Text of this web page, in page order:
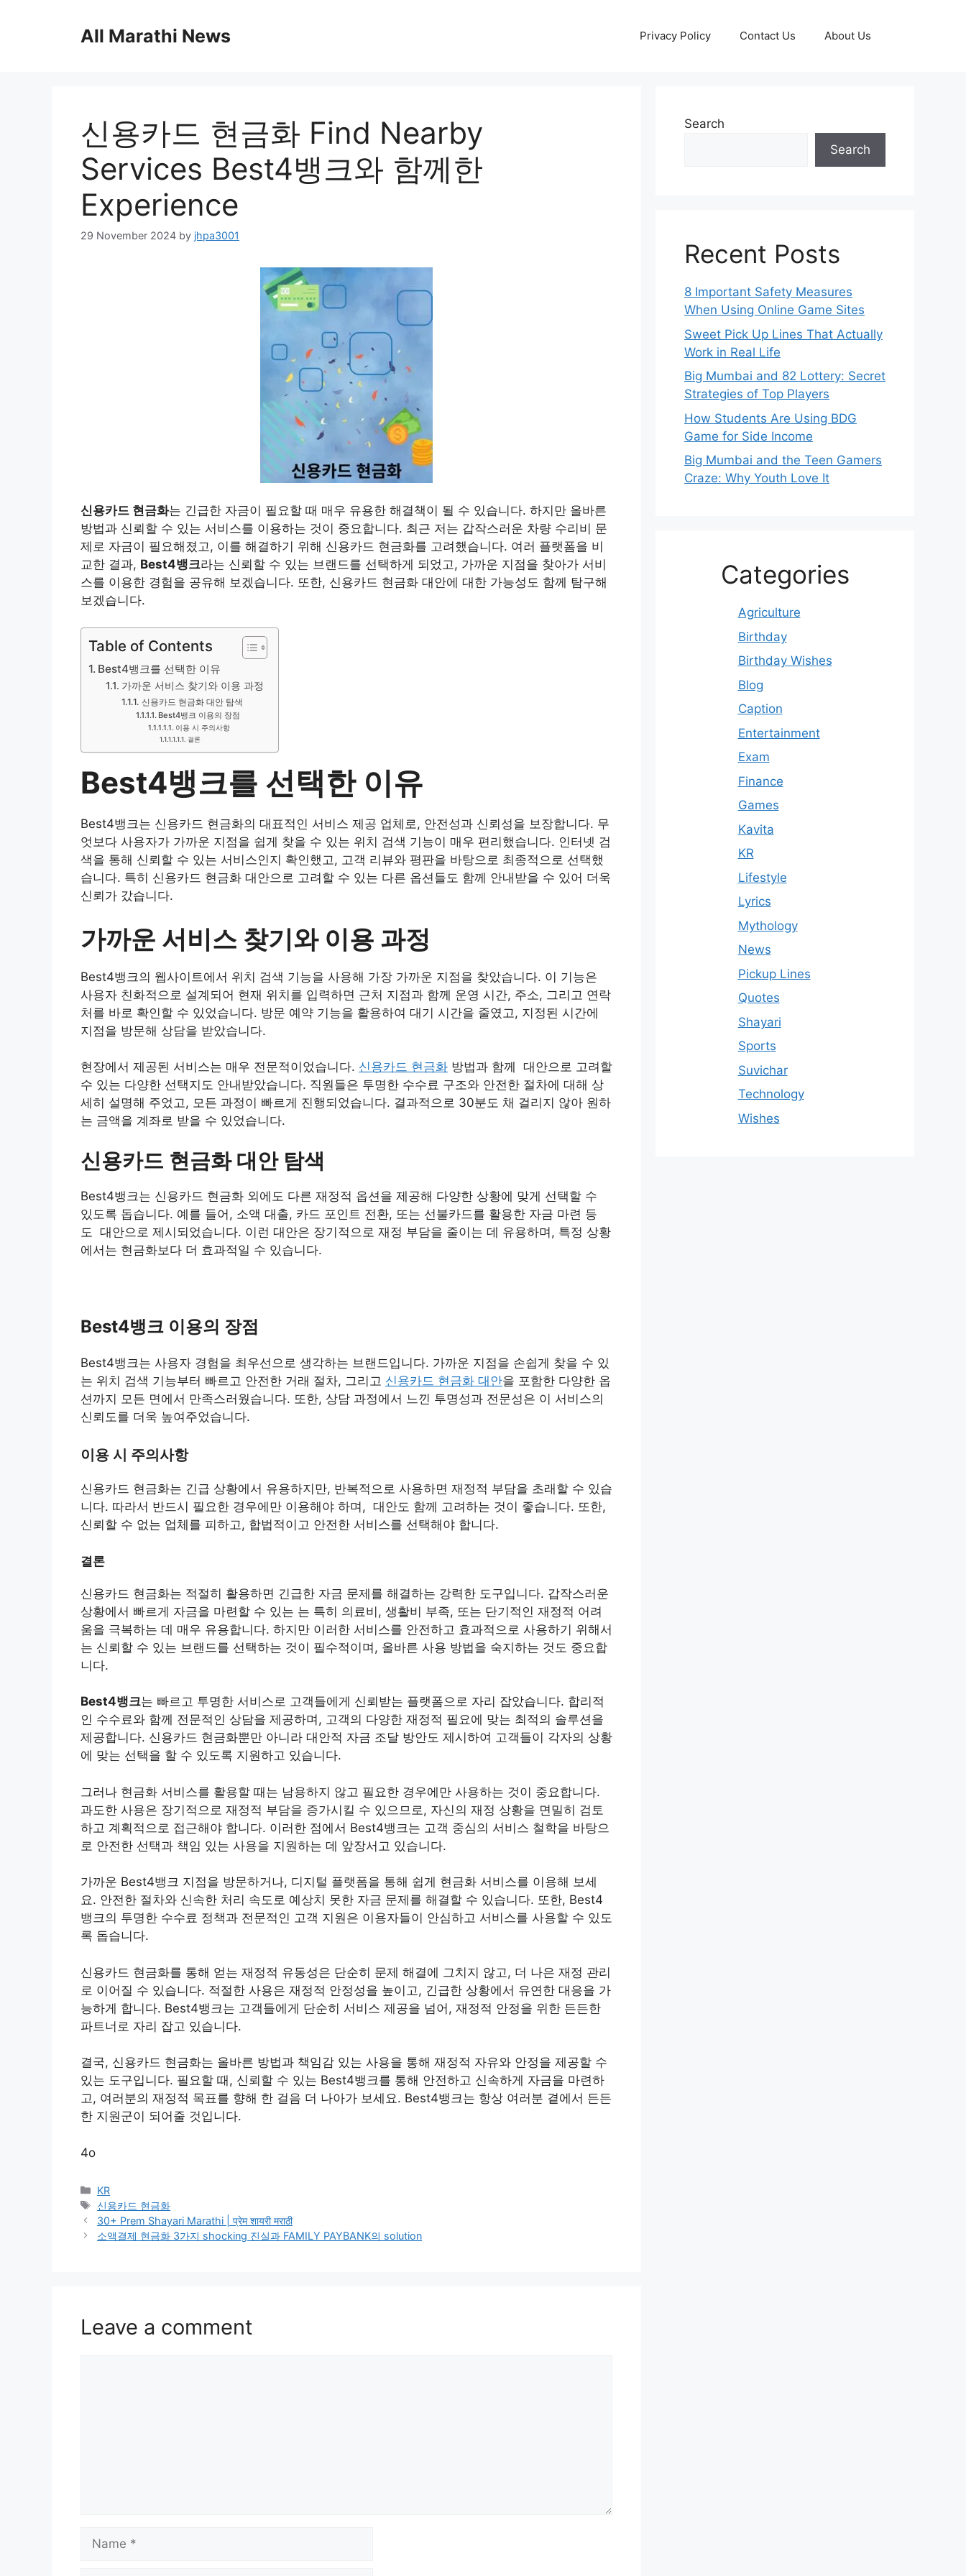
All Marathi News Privacy Policy Contact Us About Us
신용카드 현금화 Find Nearby
Services Best4뱅크와 함께한
Experience
29 November 2024 by jhpa3001
신용카드 현금화는 긴급한 자금이 필요할 때 매우 유용한 해결책이 될 수 있습니다. 하지만 올바른
방법과 신뢰할 수 있는 서비스를 이용하는 것이 중요합니다. 최근 저는 갑작스러운 차량 수리비 문
제로 자금이 필요해졌고, 이를 해결하기 위해 신용카드 현금화를 고려했습니다. 여러 플랫폼을 비
교한 결과, Best4뱅크라는 신뢰할 수 있는 브랜드를 선택하게 되었고, 가까운 지점을 찾아가 서비
스를 이용한 경험을 공유해 보겠습니다. 또한, 신용카드 현금화 대안에 대한 가능성도 함께 탐구해
보겠습니다.
Table of Contents
Best4뱅크를 선택한 이유
가까운 서비스 찾기와 이용 과정
신용카드 현금화 대안 탐색
Best4뱅크 이용의 장점
이용 시 주의사항
결론
Best4뱅크를 선택한 이유
Best4뱅크는 신용카드 현금화의 대표적인 서비스 제공 업체로, 안전성과 신뢰성을 보장합니다. 무
엇보다 사용자가 가까운 지점을 쉽게 찾을 수 있는 위치 검색 기능이 매우 편리했습니다. 인터넷 검
색을 통해 신뢰할 수 있는 서비스인지 확인했고, 고객 리뷰와 평판을 바탕으로 최종적으로 선택했
습니다. 특히 신용카드 현금화 대안으로 고려할 수 있는 다른 옵션들도 함께 안내받을 수 있어 더욱
신뢰가 갔습니다.
가까운 서비스 찾기와 이용 과정
Best4뱅크의 웹사이트에서 위치 검색 기능을 사용해 가장 가까운 지점을 찾았습니다. 이 기능은
사용자 친화적으로 설계되어 현재 위치를 입력하면 근처 지점과 함께 운영 시간, 주소, 그리고 연락
처를 바로 확인할 수 있었습니다. 방문 예약 기능을 활용하여 대기 시간을 줄였고, 지정된 시간에
지점을 방문해 상담을 받았습니다.
현장에서 제공된 서비스는 매우 전문적이었습니다. 신용카드 현금화 방법과 함께 대안으로 고려할
수 있는 다양한 선택지도 안내받았습니다. 직원들은 투명한 수수료 구조와 안전한 절차에 대해 상
세히 설명해 주었고, 모든 과정이 빠르게 진행되었습니다. 결과적으로 30분도 채 걸리지 않아 원하
는 금액을 계좌로 받을 수 있었습니다.
신용카드 현금화 대안 탐색
Best4뱅크는 신용카드 현금화 외에도 다른 재정적 옵션을 제공해 다양한 상황에 맞게 선택할 수
있도록 돕습니다. 예를 들어, 소액 대출, 카드 포인트 전환, 또는 선불카드를 활용한 자금 마련 등
도 대안으로 제시되었습니다. 이런 대안은 장기적으로 재정 부담을 줄이는 데 유용하며, 특정 상황
에서는 현금화보다 더 효과적일 수 있습니다.
Best4뱅크 이용의 장점
Best4뱅크는 사용자 경험을 최우선으로 생각하는 브랜드입니다. 가까운 지점을 손쉽게 찾을 수 있
는 위치 검색 기능부터 빠르고 안전한 거래 절차, 그리고 신용카드 현금화 대안을 포함한 다양한 옵
션까지 모든 면에서 만족스러웠습니다. 또한, 상담 과정에서 느낀 투명성과 전문성은 이 서비스의
신뢰도를 더욱 높여주었습니다.
이용 시 주의사항
신용카드 현금화는 긴급 상황에서 유용하지만, 반복적으로 사용하면 재정적 부담을 초래할 수 있습
니다. 따라서 반드시 필요한 경우에만 이용해야 하며, 대안도 함께 고려하는 것이 좋습니다. 또한,
신뢰할 수 없는 업체를 피하고, 합법적이고 안전한 서비스를 선택해야 합니다.
결론
신용카드 현금화는 적절히 활용하면 긴급한 자금 문제를 해결하는 강력한 도구입니다. 갑작스러운
상황에서 빠르게 자금을 마련할 수 있는 는 특히 의료비, 생활비 부족, 또는 단기적인 재정적 어려
움을 극복하는 데 매우 유용합니다. 하지만 이러한 서비스를 안전하고 효과적으로 사용하기 위해서
는 신뢰할 수 있는 브랜드를 선택하는 것이 필수적이며, 올바른 사용 방법을 숙지하는 것도 중요합
니다.
Best4뱅크는 빠르고 투명한 서비스로 고객들에게 신뢰받는 플랫폼으로 자리 잡았습니다. 합리적
인 수수료와 함께 전문적인 상담을 제공하며, 고객의 다양한 재정적 필요에 맞는 최적의 솔루션을
제공합니다. 신용카드 현금화뿐만 아니라 대안적 자금 조달 방안도 제시하여 고객들이 각자의 상황
에 맞는 선택을 할 수 있도록 지원하고 있습니다.
그러나 현금화 서비스를 활용할 때는 남용하지 않고 필요한 경우에만 사용하는 것이 중요합니다.
과도한 사용은 장기적으로 재정적 부담을 증가시킬 수 있으므로, 자신의 재정 상황을 면밀히 검토
하고 계획적으로 접근해야 합니다. 이러한 점에서 Best4뱅크는 고객 중심의 서비스 철학을 바탕으
로 안전한 선택과 책임 있는 사용을 지원하는 데 앞장서고 있습니다.
가까운 Best4뱅크 지점을 방문하거나, 디지털 플랫폼을 통해 쉽게 현금화 서비스를 이용해 보세
요. 안전한 절차와 신속한 처리 속도로 예상치 못한 자금 문제를 해결할 수 있습니다. 또한, Best4
뱅크의 투명한 수수료 정책과 전문적인 고객 지원은 이용자들이 안심하고 서비스를 사용할 수 있도
록 돕습니다.
신용카드 현금화를 통해 얻는 재정적 유동성은 단순히 문제 해결에 그치지 않고, 더 나은 재정 관리
로 이어질 수 있습니다. 적절한 사용은 재정적 안정성을 높이고, 긴급한 상황에서 유연한 대응을 가
능하게 합니다. Best4뱅크는 고객들에게 단순히 서비스 제공을 넘어, 재정적 안정을 위한 든든한
파트너로 자리 잡고 있습니다.
결국, 신용카드 현금화는 올바른 방법과 책임감 있는 사용을 통해 재정적 자유와 안정을 제공할 수
있는 도구입니다. 필요할 때, 신뢰할 수 있는 Best4뱅크를 통해 안전하고 신속하게 자금을 마련하
고, 여러분의 재정적 목표를 향해 한 걸음 더 나아가 보세요. Best4뱅크는 항상 여러분 곁에서 든든
한 지원군이 되어줄 것입니다.
4o
Categories
KR
Tags
신용카드 현금화
30+ Prem Shayari Marathi | प्रेम शायरी मराठी
소액결제 현금화 3가지 shocking 진실과 FAMILY PAYBANK의 solution
Leave a comment
Search
Search
Recent Posts
8 Important Safety Measures
When Using Online Game Sites
Sweet Pick Up Lines That Actually
Work in Real Life
Big Mumbai and 82 Lottery: Secret
Strategies of Top Players
How Students Are Using BDG
Game for Side Income
Big Mumbai and the Teen Gamers
Craze: Why Youth Love It
Categories
Agriculture
Birthday
Birthday Wishes
Blog
Caption
Entertainment
Exam
Finance
Games
Kavita
KR
Lifestyle
Lyrics
Mythology
News
Pickup Lines
Quotes
Shayari
Sports
Suvichar
Technology
Wishes